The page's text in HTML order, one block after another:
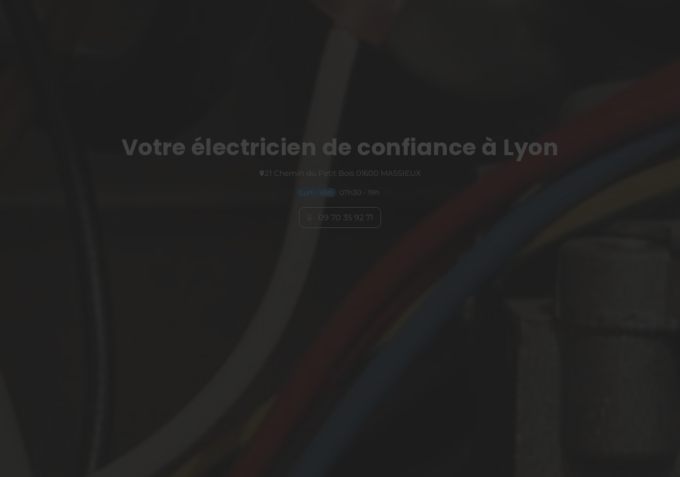
Votre électricien de confiance à Lyon
21 Chemin du Petit Bois 01600 MASSIEUX
Lun - Ven 07h30 - 19h
09 70 35 92 71